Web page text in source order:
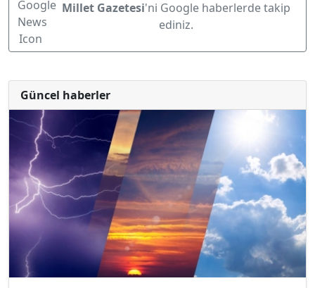
Millet Gazetesi'ni Google haberlerde takip
ediniz.
Güncel haberler